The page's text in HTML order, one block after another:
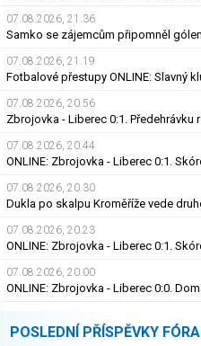
07.08.2026, 21.36
07.08.2026, 21.19
07.08.2026, 20.56
07.08.2026, 20.44
07.08.2026, 20.30
07.08.2026, 20.23
07.08.2026, 20.00
POSLEDNÍ PŘÍSPĚVKY FÓRA